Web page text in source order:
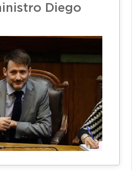
Diego